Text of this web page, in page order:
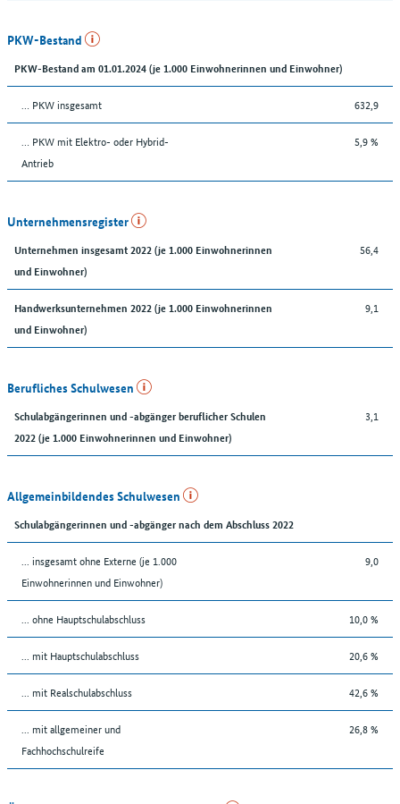
PKW-Bestand
PKW-Bestand am 01.01.2024 (je 1.000 Einwohnerinnen und Einwohner)
… PKW insgesamt 632,9
… PKW mit Elektro- oder Hybrid-
Antrieb
5,9 %
Unternehmensregister
Unternehmen insgesamt 2022 (je 1.000 Einwohnerinnen
und Einwohner)
56,4
Handwerksunternehmen 2022 (je 1.000 Einwohnerinnen
und Einwohner)
9,1
Berufliches Schulwesen
Schulabgängerinnen und -abgänger beruflicher Schulen
2022 (je 1.000 Einwohnerinnen und Einwohner)
3,1
Allgemeinbildendes Schulwesen
Schulabgängerinnen und -abgänger nach dem Abschluss 2022
... insgesamt ohne Externe (je 1.000
Einwohnerinnen und Einwohner)
9,0
... ohne Hauptschulabschluss 10,0 %
... mit Hauptschulabschluss 20,6 %
... mit Realschulabschluss 42,6 %
... mit allgemeiner und
Fachhochschulreife
26,8 %